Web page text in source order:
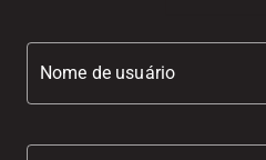
Nome de usuário